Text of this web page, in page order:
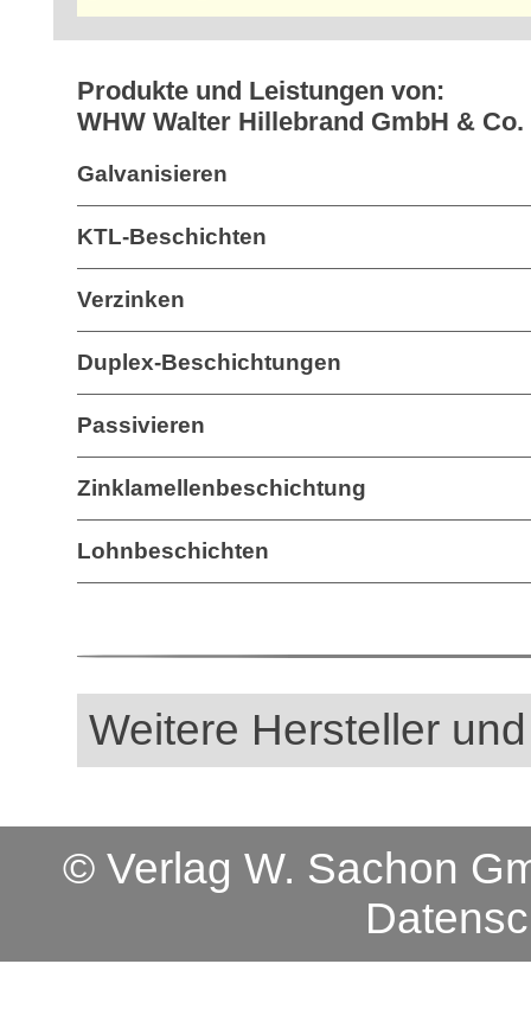
Produkte und Leistungen von:
WHW Walter Hillebrand GmbH & Co.
Galvanisieren
KTL-Beschichten
Verzinken
Duplex-Beschichtungen
Passivieren
Zinklamellenbeschichtung
Lohnbeschichten
Weitere Hersteller
© Verlag W. Sachon